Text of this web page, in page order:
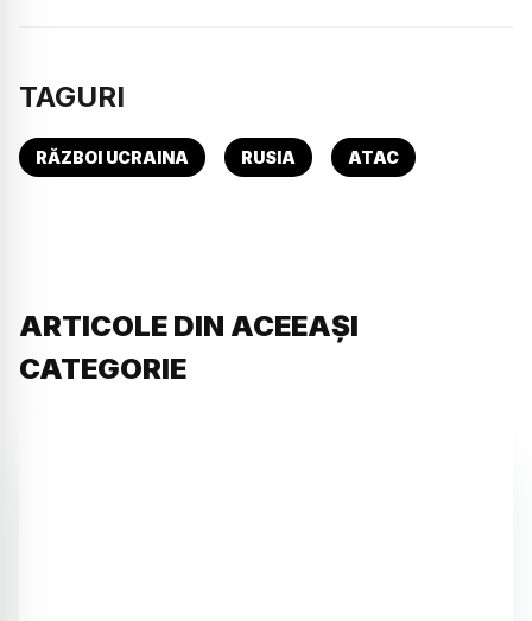
TAGURI
RĂZBOI UCRAINA RUSIA ATAC
ARTICOLE DIN ACEEAȘI
CATEGORIE